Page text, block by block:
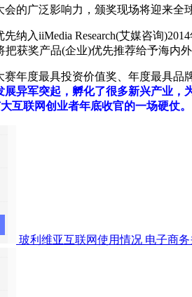
广泛影响力，颁奖现场将迎来全
入iiMedia Research(艾媒咨询
把获奖产品(企业)优先推荐给予海
度最具投资价值奖、年度最具品
异军突起，孵化了很多新兴产业，
互联网创业者年底收官的一场硬仗。
玻利维亚互联网使用情况 电子商